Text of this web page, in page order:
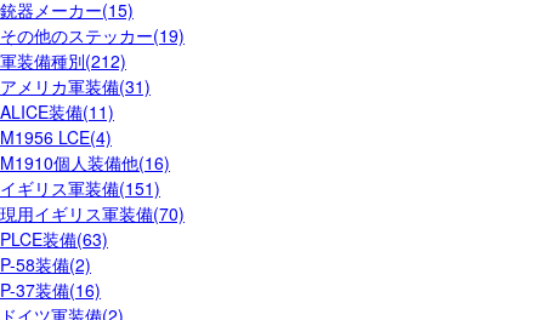
銃器メーカー(15)
その他のステッカー(19)
軍装備種別(212)
アメリカ軍装備(31)
ALICE装備(11)
M1956 LCE(4)
M1910個人装備他(16)
イギリス軍装備(151)
現用イギリス軍装備(70)
PLCE装備(63)
P-58装備(2)
P-37装備(16)
ドイツ軍装備(2)